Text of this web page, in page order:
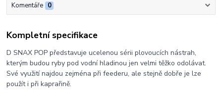
Komentáře 0
Kompletní specifikace
D SNAX POP představuje ucelenou sérii plovoucích nástrah,
kterým budou ryby pod vodní hladinou jen velmi těžko odolávat.
Své využití najdou zejména při feederu, ale stejně dobře je lze
použít i při kaprařině.